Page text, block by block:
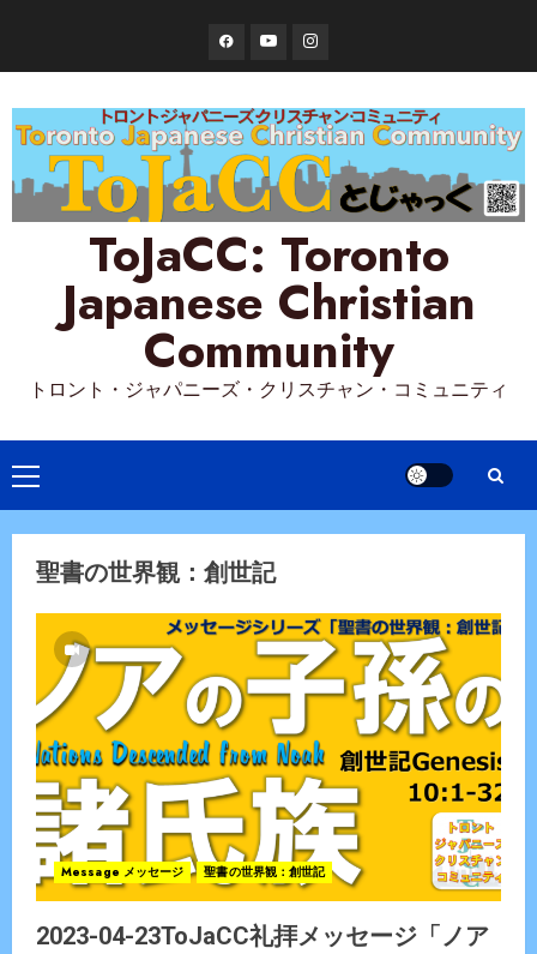
content
FacebookYouTubeInstagram
ToJaCC: Toronto
Japanese Christian
Community
トロント・ジャパニーズ・クリスチャン・コミュニティ
Primary
Menu
聖書の世界観：創世記
Message メッセージ 聖書の世界観：創世記
2023-04-23ToJaCC礼拝メッセージ「ノア